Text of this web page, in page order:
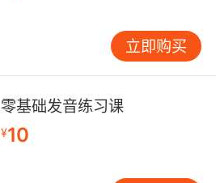
立即购买
零基础发音练习课
¥10